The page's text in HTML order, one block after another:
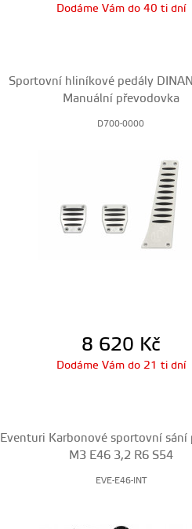
Dodáme Vám do 40 ti dní
Sportovní hliníkové pedály
Manuální převodovka
D700-0000
8 620 Kč
Dodáme Vám do 21 ti dní
Eventuri Karbonové sportovní sání
M3 E46 3,2 R6 S54
EVE-E46-INT